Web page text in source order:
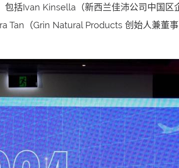
Ivan Kinsella（新西兰佳沛公司中国区
Tan（Grin Natural Products 创始人兼董